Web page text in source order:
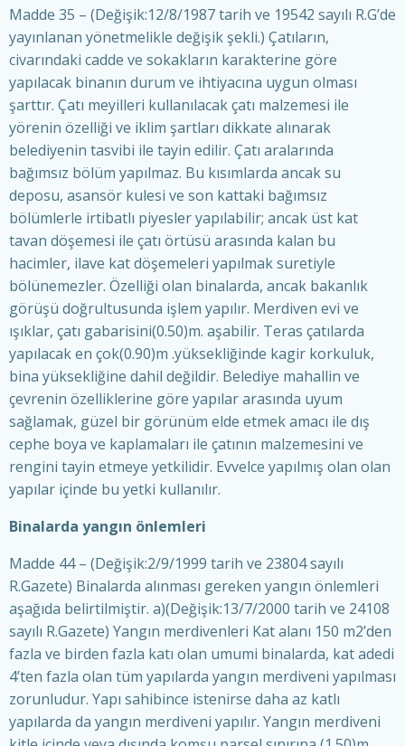
Madde 35 – (Değişik:12/8/1987 tarih ve 19542 sayılı R.G’de
yayınlanan yönetmelikle değişik şekli.) Çatıların,
civarındaki cadde ve sokakların karakterine göre
yapılacak binanın durum ve ihtiyacına uygun olması
şarttır. Çatı meyilleri kullanılacak çatı malzemesi ile
yörenin özelliği ve iklim şartları dikkate alınarak
belediyenin tasvibi ile tayin edilir. Çatı aralarında
bağımsız bölüm yapılmaz. Bu kısımlarda ancak su
deposu, asansör kulesi ve son kattaki bağımsız
bölümlerle irtibatlı piyesler yapılabilir; ancak üst kat
tavan döşemesi ile çatı örtüsü arasında kalan bu
hacimler, ilave kat döşemeleri yapılmak suretiyle
bölünemezler. Özelliği olan binalarda, ancak bakanlık
görüşü doğrultusunda işlem yapılır. Merdiven evi ve
ışıklar, çatı gabarisini(0.50)m. aşabilir. Teras çatılarda
yapılacak en çok(0.90)m .yüksekliğinde kagir korkuluk,
bina yüksekliğine dahil değildir. Belediye mahallin ve
çevrenin özelliklerine göre yapılar arasında uyum
sağlamak, güzel bir görünüm elde etmek amacı ile dış
cephe boya ve kaplamaları ile çatının malzemesini ve
rengini tayin etmeye yetkilidir. Evvelce yapılmış olan olan
yapılar içinde bu yetki kullanılır.
Binalarda yangın önlemleri
Madde 44 – (Değişik:2/9/1999 tarih ve 23804 sayılı
R.Gazete) Binalarda alınması gereken yangın önlemleri
aşağıda belirtilmiştir. a)(Değişik:13/7/2000 tarih ve 24108
sayılı R.Gazete) Yangın merdivenleri Kat alanı 150 m2’den
fazla ve birden fazla katı olan umumi binalarda, kat adedi
4’ten fazla olan tüm yapılarda yangın merdiveni yapılması
zorunludur. Yapı sahibince istenirse daha az katlı
yapılarda da yangın merdiveni yapılır. Yangın merdiveni